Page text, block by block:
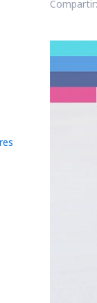
Compartir: